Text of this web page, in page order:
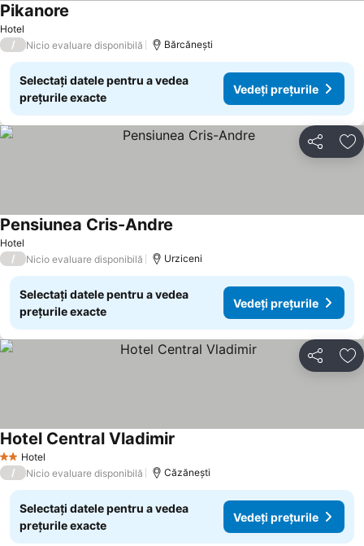
Hotel
Pikanore
/ Nicio evaluare disponibilă Bărcănești
Selectați datele pentru a vedea
prețurile exacte
Vedeți prețurile
Distribuiți
Hotel
Pensiunea Cris-Andre
/ Nicio evaluare disponibilă Urziceni
Selectați datele pentru a vedea
prețurile exacte
Vedeți prețurile
Distribuiți
2 SteleHotel
Hotel Central Vladimir
/ Nicio evaluare disponibilă Căzăneşti
Selectați datele pentru a vedea
prețurile exacte
Vedeți prețurile